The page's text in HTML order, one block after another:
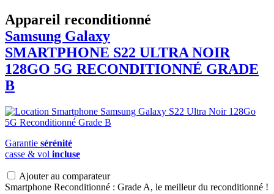
Appareil reconditionné
Samsung Galaxy
SMARTPHONE S22 ULTRA NOIR
128GO 5G RECONDITIONNÉ GRADE
B
Garantie sérénité
casse & vol incluse
Ajouter au comparateur
Smartphone Reconditionné : Grade A, le meilleur du reconditionné !